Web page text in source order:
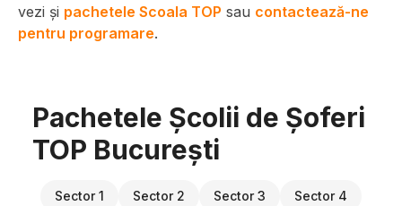
vezi și pachetele Scoala TOP sau contactează-ne
pentru programare.
Pachetele Școlii de Șoferi
TOP București
Sector 1 Sector 2 Sector 3 Sector 4